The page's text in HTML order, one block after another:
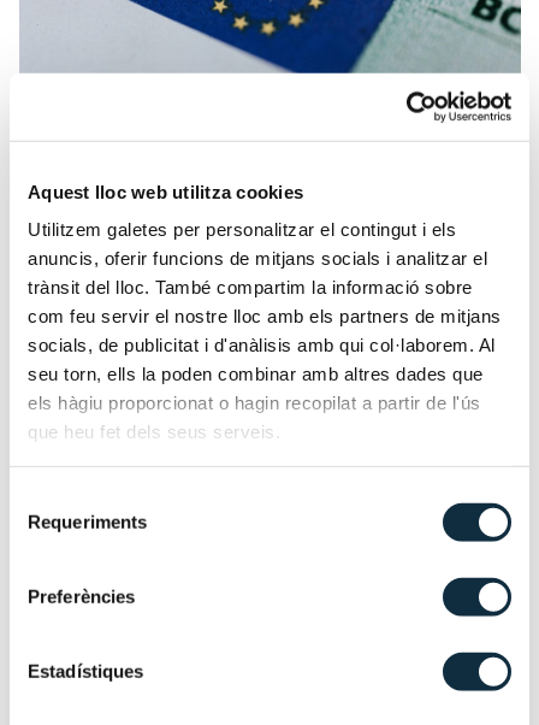
Aquest lloc web utilitza cookies
Utilitzem galetes per personalitzar el contingut i els
anuncis, oferir funcions de mitjans socials i analitzar el
trànsit del lloc. També compartim la informació sobre
com feu servir el nostre lloc amb els partners de mitjans
socials, de publicitat i d'anàlisis amb qui col·laborem. Al
seu torn, ells la poden combinar amb altres dades que
els hàgiu proporcionat o hagin recopilat a partir de l'ús
que heu fet dels seus serveis.
Requeriments
Preferències
Estadístiques
DEBATE SOBRE EL ACUERDO DE
ASOCIACIÓN CON LA UNIÓN
EUROPEA